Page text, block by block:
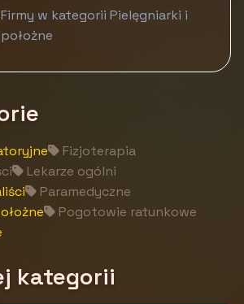
Firmy w kategorii Pielęgniarki i
położne
Fizjoterapia
Lekarze ogólni
Paramedyczne
Pogotowie ratunkowe
kategorii